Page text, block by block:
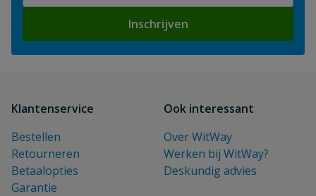
Inschrijven
Klantenservice
Bestellen
Retourneren
Betaalopties
Garantie
Ook interessant
Over WitWay
Werken bij WitWay?
Deskundig advies